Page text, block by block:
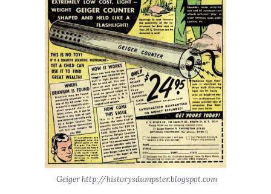
Geiger http://historysdumpster.blogspot.com